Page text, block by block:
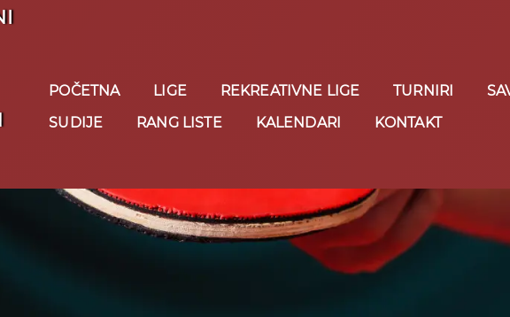
POČETNA LIGE REKREATIVNE LIGE TURNIRI
SUDIJE
RANG LISTE KALENDARI KONTAKT